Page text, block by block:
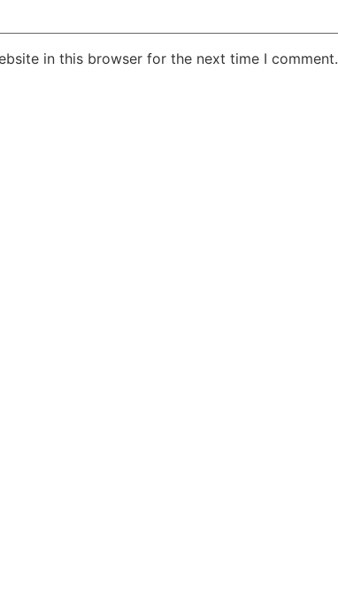
in this browser for the next time I comment.